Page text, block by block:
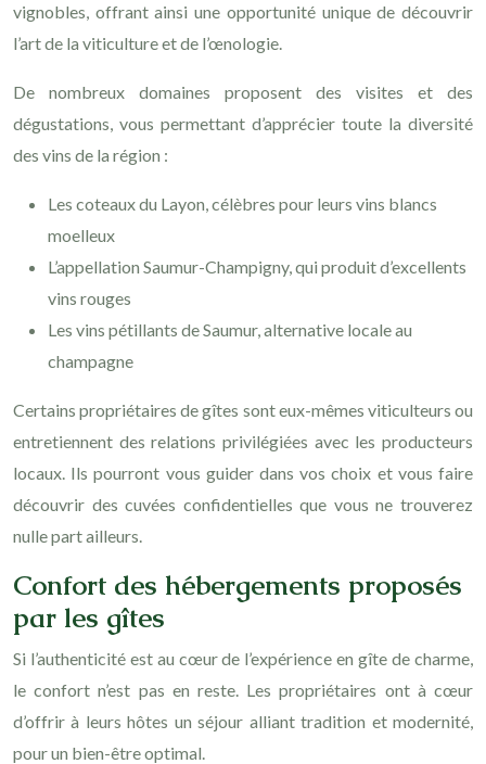
vignobles, offrant ainsi une opportunité unique de découvrir
l’art de la viticulture et de l’œnologie.
De nombreux domaines proposent des visites et des
dégustations, vous permettant d’apprécier toute la diversité
des vins de la région :
Les coteaux du Layon, célèbres pour leurs vins blancs
moelleux
L’appellation Saumur-Champigny, qui produit d’excellents
vins rouges
Les vins pétillants de Saumur, alternative locale au
champagne
Certains propriétaires de gîtes sont eux-mêmes viticulteurs ou
entretiennent des relations privilégiées avec les producteurs
locaux. Ils pourront vous guider dans vos choix et vous faire
découvrir des cuvées confidentielles que vous ne trouverez
nulle part ailleurs.
Confort des hébergements proposés
par les gîtes
Si l’authenticité est au cœur de l’expérience en gîte de charme,
le confort n’est pas en reste. Les propriétaires ont à cœur
d’offrir à leurs hôtes un séjour alliant tradition et modernité,
pour un bien-être optimal.